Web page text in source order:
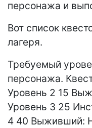
персонажа и
Вот список
лагеря.
Требуемый
персонажа.
Уровень 2 15
Уровень 3 25
4 40 Выживший: